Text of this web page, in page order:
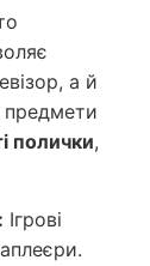
а й
предмети
полички,
Ігрові